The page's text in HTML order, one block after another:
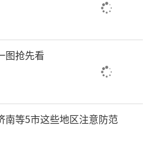
抢先看
南等5市这些地区注意防范